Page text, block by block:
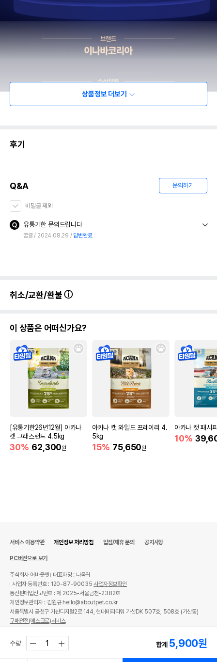
상품정보 더보기
후기
Q&A 문의하기
비밀글 제외
유통기한 문의드립니다
꿈귤 2024.08.29 답변완료
취소/교환/환불
이 상품은 어떠신가요?
[유통기한26년12월] 아카나
캣 그래스랜드 4.5kg
30% 62,300원
아카나 캣 와일드 프레이리 4.
5kg
15% 75,650원
아카나 캣 패시
10%
수량 합계 5,900원
서비스 이용약관 개인정보 처리방침 입점/제휴 문의 공지사항
PC버전으로 보기
주식회사 어바웃펫
대표자명 : 나옥귀
사업자 등록번호 : 120-87-90035사업자정보확인
통신판매업신고번호 : 제 2025-서울금천-2382호
개인정보관리자 : 김원규 hello@aboutpet.co.kr
서울특별시 금천구 가산디지털2로 144, 현대테라타워 가산DK 507호, 508호 (가산동)
구매안전(에스크로)서비스